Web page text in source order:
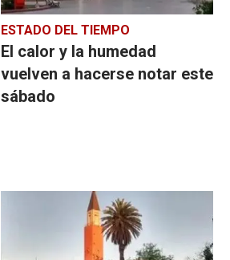
ESTADO DEL TIEMPO
El calor y la humedad
vuelven a hacerse notar este
sábado